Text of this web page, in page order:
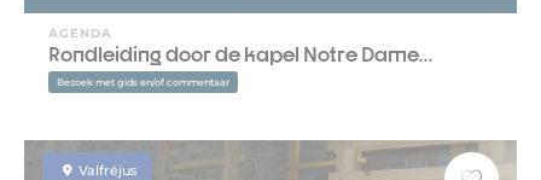
AGENDA
Rondleiding door de kapel Notre Dame…
Bezoek met gids en/of commentaar
Valfréjus